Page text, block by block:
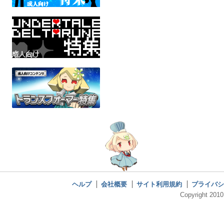
ヘルプ 会社概要 サイト利用規約
プライバ
Copyright